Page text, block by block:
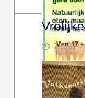
7 april